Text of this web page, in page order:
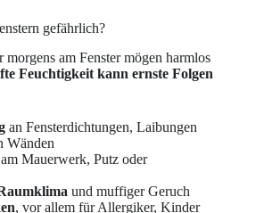
gefährlich?
morgens am Fenster mögen harmlos
Feuchtigkeit kann ernste Folgen
an Fensterdichtungen, Laibungen
Wänden
am Mauerwerk, Putz oder
und muffiger Geruch
, vor allem für Allergiker, Kinder